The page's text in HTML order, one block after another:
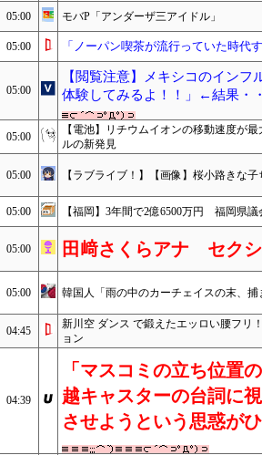
05:00 モバP「アンダーザ三アイドル」
05:00 「ノーパン喫茶が流行っていた時代
05:00
【閲覧注意】メキシコのイン
体験してみるよ！！」←結果・
05:00
【電池】リチウムイオンの移動速度が
ルの新発見
05:00 【ラブライブ！】【画像】桜小路きな子
05:00 【福岡】3年間で2億6500万円 福岡県
05:00 田﨑さくらアナ セクシ
05:00 韓国人「雨の中のカーチェイスの末、
04:45
新川空 ダンス で鍛えたエッロい腰フリ
ョン
04:39
「マスコミの立ち位置
越キャスターの台詞に
させようという思惑が